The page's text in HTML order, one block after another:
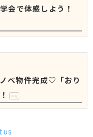
会で体感しよう！
ベ物件完成♡「おり
PR